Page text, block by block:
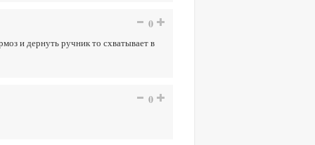
0
и дернуть ручник то схватывает в
0